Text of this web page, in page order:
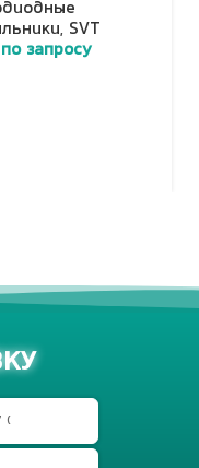
, SVT
запросу